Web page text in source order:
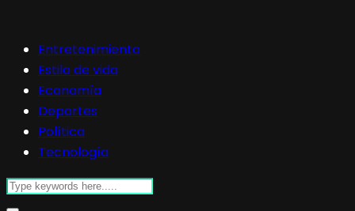
Entretenimiento
Estilo de vida
Economía
Deportes
Política
Tecnología